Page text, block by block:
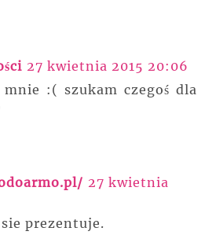
27 kwietnia 2015 20:06
:( szukam czegoś dla
27 kwietnia
prezentuje.